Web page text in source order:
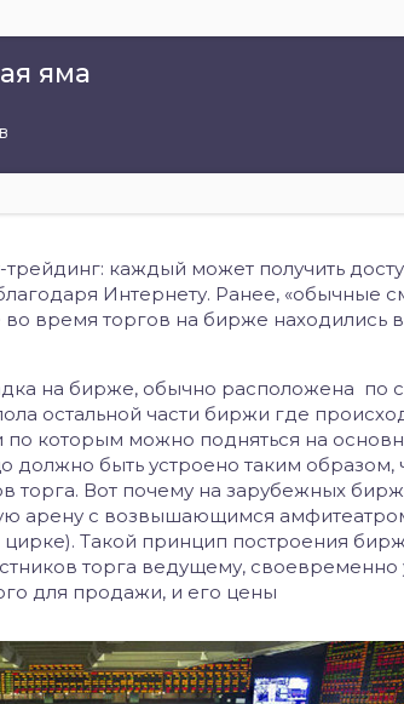
яма
трейдинг: каждый может получить
Интернету. Ранее, «обычные
время торгов на бирже находились
на бирже, обычно расположена по
остальной части биржи где
по которым можно подняться на
должно быть устроено таким образом,
торга. Вот почему на зарубежных
арену с возвышающимся
Такой принцип построения
торга ведущему, своевременно
для продажи, и его цены